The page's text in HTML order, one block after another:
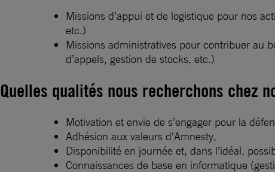
Missions d’appui et de logistique pour nos
etc.)
Missions administratives pour contribuer au
d’appels, gestion de stocks, etc.)
Quelles qualités nous recherchons chez
Motivation et envie de s’engager pour la
Adhésion aux valeurs d’Amnesty,
Disponibilité en journée et, dans l’idéal,
Connaissances de base en informatique